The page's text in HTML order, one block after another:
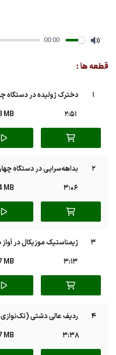
00:00
قطعه ها :
1
دخترک ژولیده در دستگاه
2:51
MB
2
بداهه‌سرایی در دستگاه
3:06
MB
3
ژیمناستیک موزیکال در
3:13
MB
4
ردیف عالی دشتی (تک‌نوازی
3:38
MB